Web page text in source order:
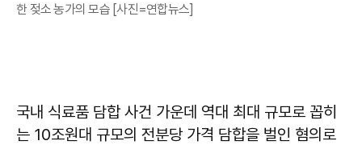
한 젖소 농가의 모습 [사진=연합뉴스]
국내 식료품 담합 사건 가운데 역대 최대 규모로 꼽히
는 10조원대 규모의 전분당 가격 담합을 벌인 혐의로